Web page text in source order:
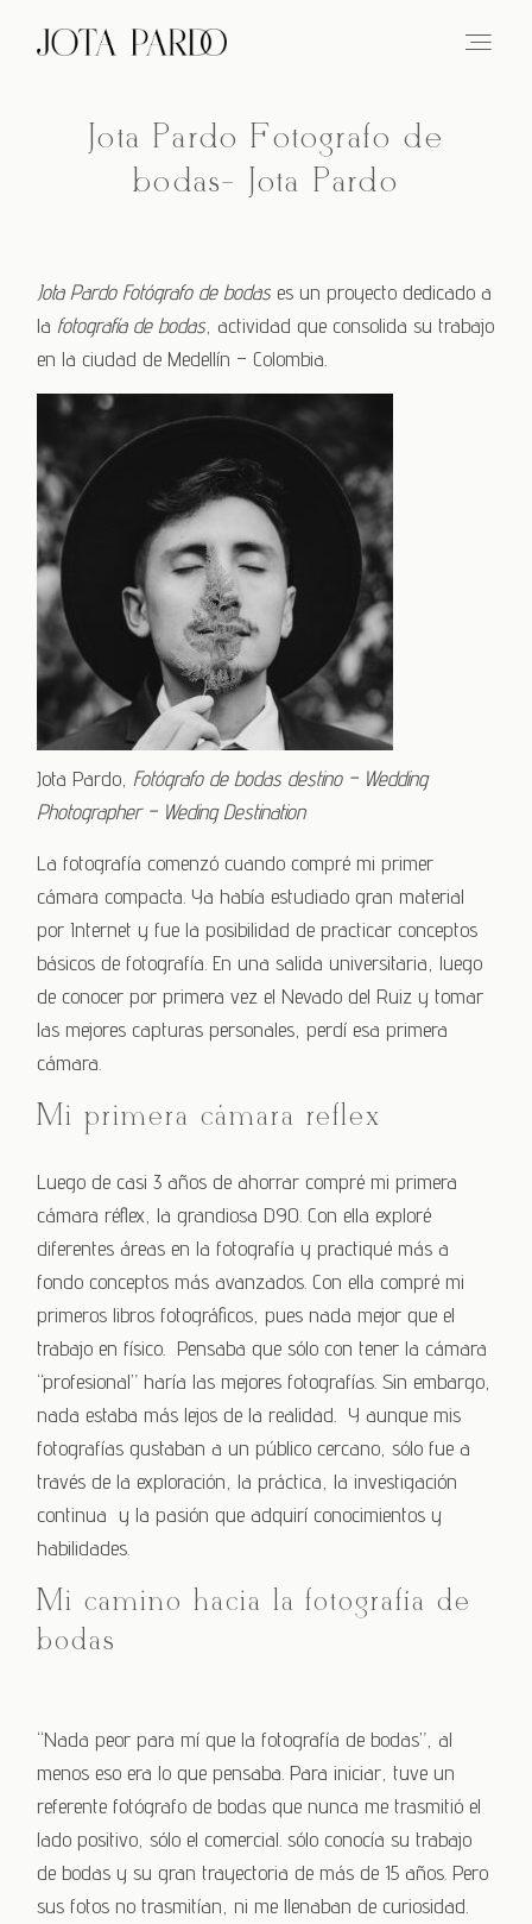
Jota Pardo Fotógrafo de
bodas- Jota Pardo
Jota Pardo Fotógrafo de bodas es un proyecto dedicado a
la fotografía de bodas , actividad que consolida su trabajo
en la ciudad de Medellín – Colombia.
Jota Pardo, Fotógrafo de bodas destino – Wedding
Photographer – Weding Destination
La fotografía comenzó cuando compré mi primer
cámara compacta. Ya había estudiado gran material
por Internet y fue la posibilidad de practicar conceptos
básicos de fotografía. En una salida universitaria, luego
de conocer por primera vez el Nevado del Ruiz y tomar
las mejores capturas personales, perdí esa primera
cámara.
Mi primera cámara réflex
Luego de casi 3 años de ahorrar compré mi primera
cámara réflex, la grandiosa D90. Con ella exploré
diferentes áreas en la fotografía y practiqué más a
fondo conceptos más avanzados. Con ella compré mi
primeros libros fotográficos, pues nada mejor que el
trabajo en físico. Pensaba que sólo con tener la cámara
“profesional” haría las mejores fotografías. Sin embargo,
nada estaba más lejos de la realidad. Y aunque mis
fotografías gustaban a un público cercano, sólo fue a
través de la exploración, la práctica, la investigación
continua y la pasión que adquirí conocimientos y
habilidades.
Mi camino hacia la fotografía de
bodas
“Nada peor para mí que la fotografía de bodas”, al
menos eso era lo que pensaba. Para iniciar, tuve un
referente fotógrafo de bodas que nunca me trasmitió el
lado positivo, sólo el comercial. sólo conocía su trabajo
de bodas y su gran trayectoria de más de 15 años. Pero
sus fotos no trasmitían, ni me llenaban de curiosidad.
BLOG
INFORMATION
CONTACT